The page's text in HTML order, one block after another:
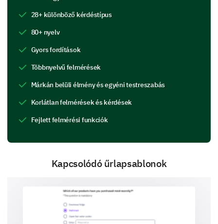
Do you feel like your concerns were heard and
Yes
The Experience
Let's delve into your overall experience with our
customer support.
What areas do you think our customer support
Communication Clarity
28+ különböző kérdéstípus
80+ nyelv
Gyors fordítások
Többnyelvű felmérések
Márkán belüli élmény és egyéni testreszabás
Korlátlan felmérések és kérdések
Fejlett felmérési funkciók
Kapcsolódó űrlapsablonok